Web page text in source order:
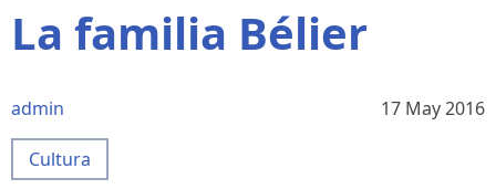
ejemplo
para
La familia Bélier
admin 17 May 2016
Cultura